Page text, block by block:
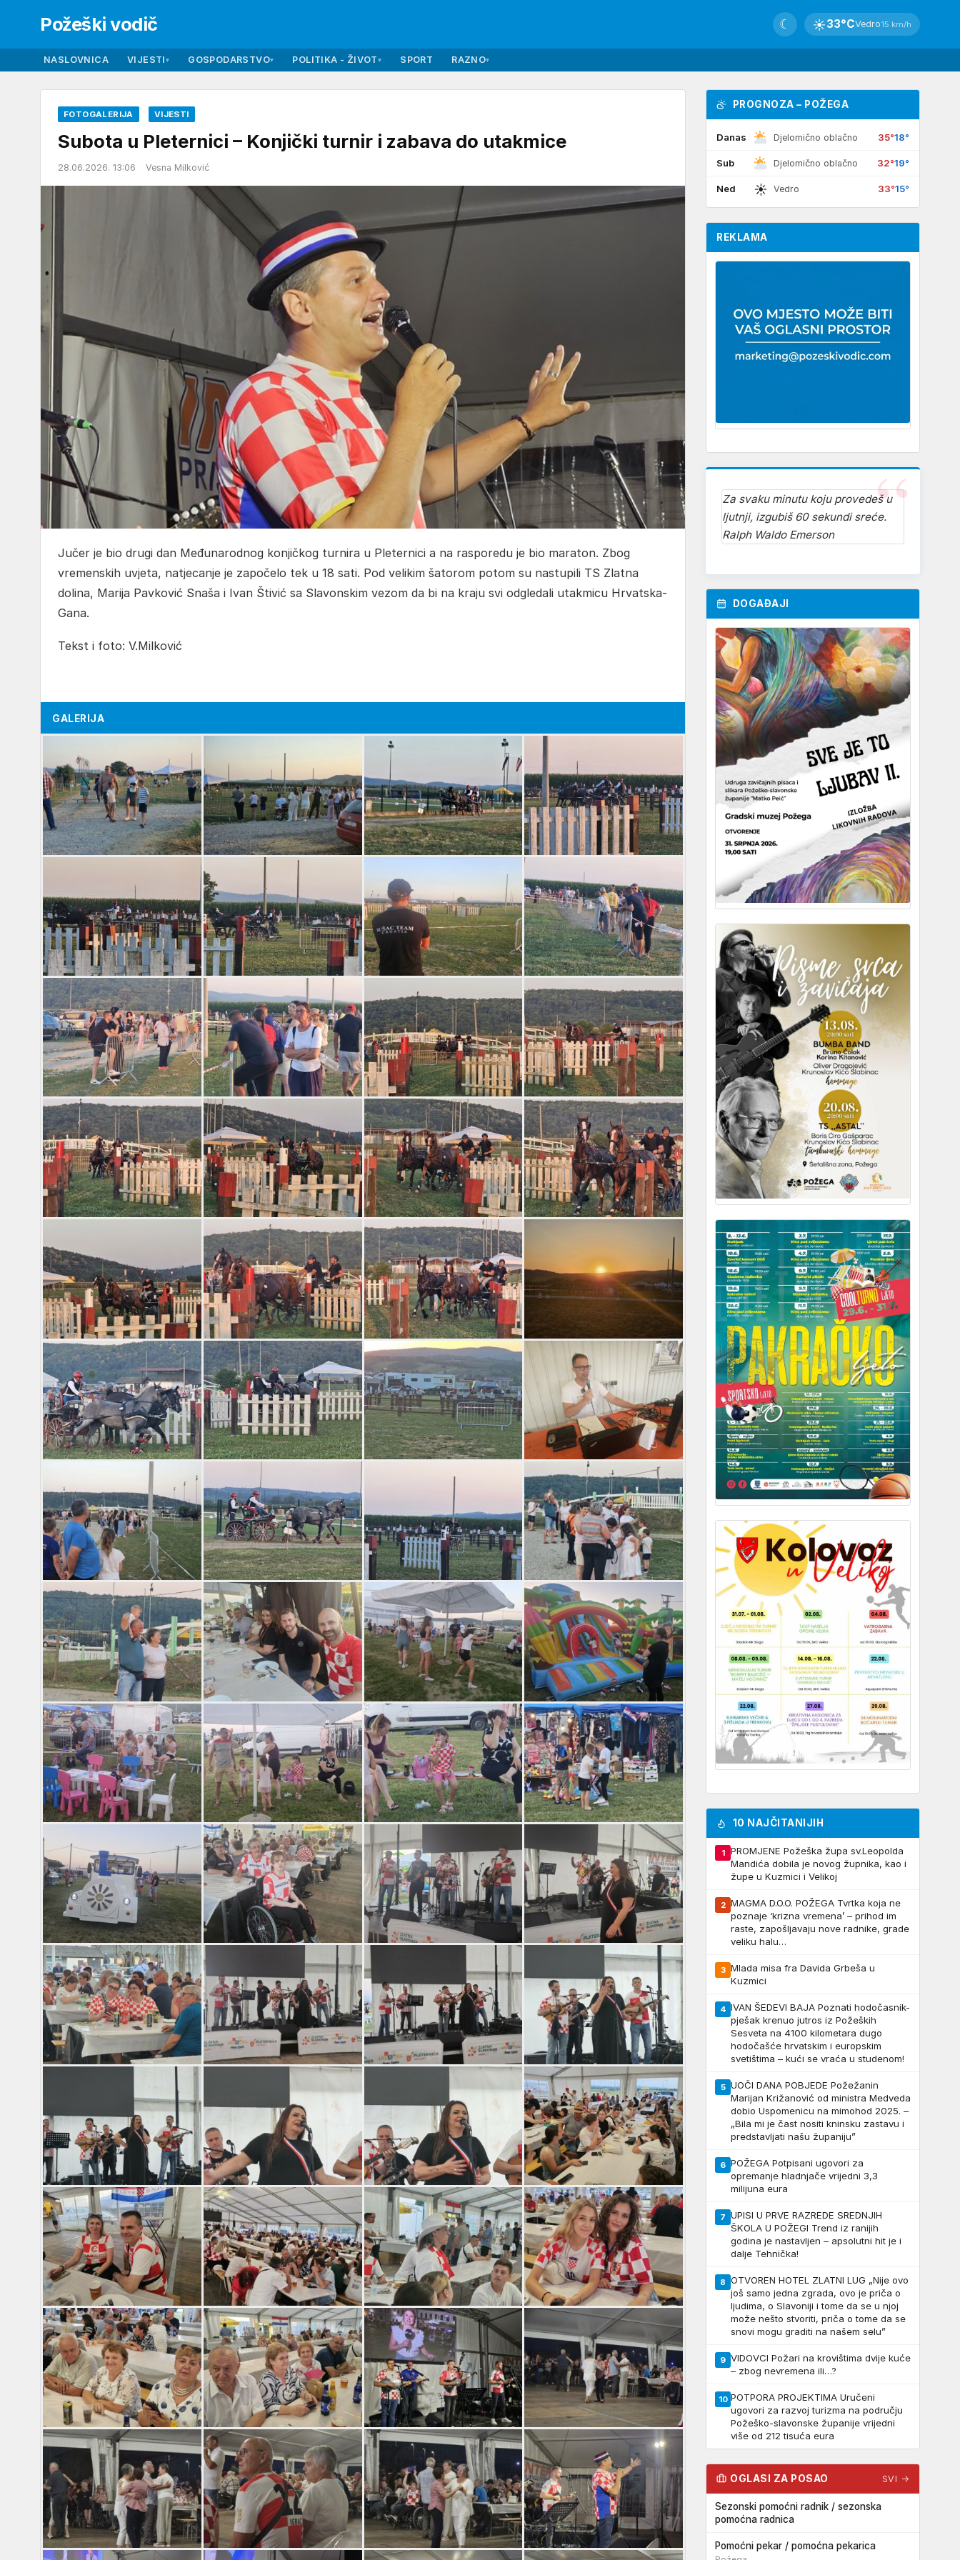
Požeški vodič ☀33°CVedro15 km/h
☾
NASLOVNICA VIJESTI▾ GOSPODARSTVO▾ POLITIKA - ŽIVOT▾ SPORT RAZNO▾
FOTOGALERIJA VIJESTI
Subota u Pleternici – Konjički turnir i zabava do utakmice
28.06.2026. 13:06 Vesna Milković
Jučer je bio drugi dan Međunarodnog konjičkog turnira u Pleternici a na rasporedu je bio maraton. Zbog
vremenskih uvjeta, natjecanje je započelo tek u 18 sati. Pod velikim šatorom potom su nastupili TS Zlatna
dolina, Marija Pavković Snaša i Ivan Štivić sa Slavonskim vezom da bi na kraju svi odgledali utakmicu Hrvatska-
Gana.
Tekst i foto: V.Milković
GALERIJA
PROGNOZA – POŽEGA
Danas Djelomično oblačno 35°18°
Sub Djelomično oblačno 32°19°
Ned ☀ Vedro 33°15°
REKLAMA
Za svaku minutu koju provedeš u
ljutnji, izgubiš 60 sekundi sreće.
Ralph Waldo Emerson
DOGAĐAJI
10 NAJČITANIJIH
1
PROMJENE Požeška župa sv.Leopolda
Mandića dobila je novog župnika, kao i
župe u Kuzmici i Velikoj
2 MAGMA D.O.O. POŽEGA Tvrtka koja ne
poznaje ‘krizna vremena’ – prihod im
raste, zapošljavaju nove radnike, grade
veliku halu…
3 Mlada misa fra Davida Grbeša u
Kuzmici
4 IVAN ŠEDEVI BAJA Poznati hodočasnik-
pješak krenuo jutros iz Požeških
Sesveta na 4100 kilometara dugo
hodočašće hrvatskim i europskim
svetištima – kući se vraća u studenom!
5 UOČI DANA POBJEDE Požežanin
Marijan Križanović od ministra Medveda
dobio Uspomenicu na mimohod 2025. –
„Bila mi je čast nositi kninsku zastavu i
predstavljati našu županiju”
6 POŽEGA Potpisani ugovori za
opremanje hladnjače vrijedni 3,3
milijuna eura
7 UPISI U PRVE RAZREDE SREDNJIH
ŠKOLA U POŽEGI Trend iz ranijih
godina je nastavljen – apsolutni hit je i
dalje Tehnička!
8 OTVOREN HOTEL ZLATNI LUG „Nije ovo
još samo jedna zgrada, ovo je priča o
ljudima, o Slavoniji i tome da se u njoj
može nešto stvoriti, priča o tome da se
snovi mogu graditi na našem selu”
9 VIDOVCI Požari na krovištima dvije kuće
– zbog nevremena ili…?
10 POTPORA PROJEKTIMA Uručeni
ugovori za razvoj turizma na području
Požeško-slavonske županije vrijedni
više od 212 tisuća eura
OGLASI ZA POSAO SVI →
Sezonski pomoćni radnik / sezonska
pomoćna radnica
Pomoćni pekar / pomoćna pekarica